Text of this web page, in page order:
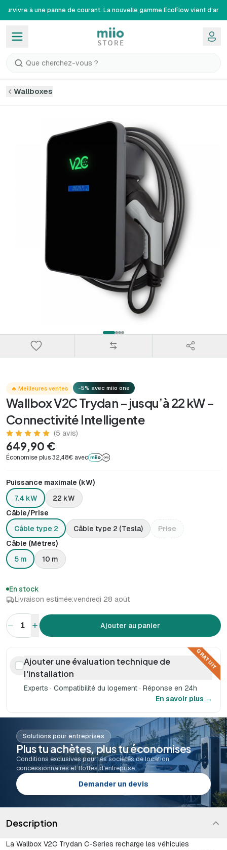
survivre à une panne de courant. La nouvelle gamme EcoFlow vient
Que cherchez-vous ?
Wallboxes
🔥 Meilleures ventes -5% avec miio one
Wallbox V2C Trydan – jusqu’à 22 kW –
Connectivité Intelligente
(5 avis)
649,90 €
Économise plus 32,48€ avec
Puissance maximale (kW)
7.4 kW
22 kW
Câble/Prise
Câble type 2
Câble type 2 (Tesla)
Prise
Câble (Mètres)
5 m
10 m
En stock
Livraison estimée:vendredi 28 août
1 Ajouter au panier
GRATUIT
Ajouter une évaluation technique de
l'installation
Experts · Compatibilité du logement · Réponse en 24h
En savoir plus →
Solutions pour entreprises
Plus tu achètes, plus tu économises
Conditions exclusives pour les sociétés de location,
concessionnaires et flottes d'entreprise.
Demander un devis
Description
La Wallbox V2C Trydan C-Series recharge les véhicules